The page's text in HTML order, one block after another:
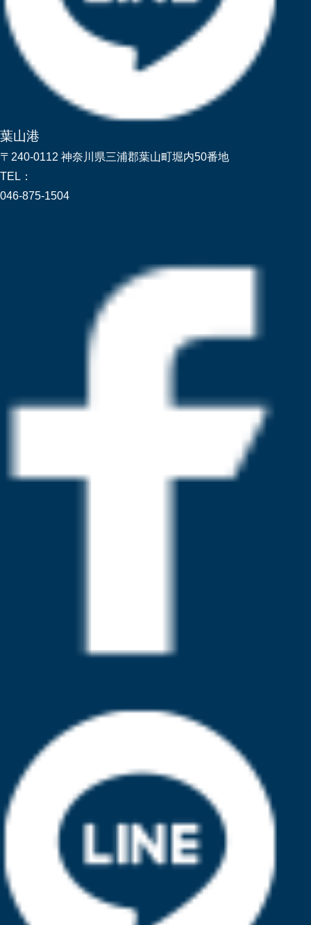
葉山港
〒240-0112 神奈川県三浦郡葉山町堀内50番地
TEL：
046-875-1504